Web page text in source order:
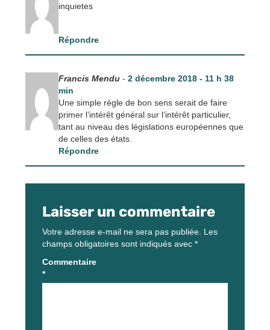
inquietes
Répondre
Francis Mendu- 2 décembre 2018 - 11 h 38
min
Une simple règle de bon sens serait de faire
primer l’intérêt général sur l’intérêt particulier,
tant au niveau des législations européennes que
de celles des états.
Répondre
Laisser un commentaire
Votre adresse e-mail ne sera pas publiée. Les
champs obligatoires sont indiqués avec *
Commentaire
*